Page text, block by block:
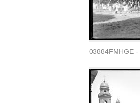
03884FMHGE -